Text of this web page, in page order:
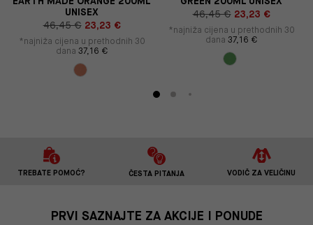
UNISEX
46,45 € 23,23 €
*najniža cijena u prethodnih 30
dana 37,16 €
46,45 € 23,23 €
*najniža cijena u prethodnih 30
dana 37,16 €
TREBATE POMOĆ? ČESTA PITANJA VODIČ ZA VELIČINU
PRVI SAZNAJTE ZA AKCIJE I PONUDE